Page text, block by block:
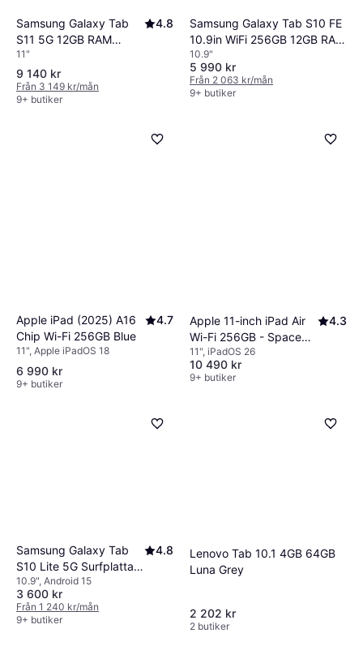
Samsung Galaxy Tab
S11 5G 12GB RAM
128GB Grey
4.8
11"
9 140 kr
Från 3 149 kr/mån
9+ butiker
Samsung Galaxy Tab S10 FE
10.9in WiFi 256GB 12GB RAM
Tablet
10.9"
5 990 kr
Från 2 063 kr/mån
9+ butiker
Apple iPad (2025) A16
Chip Wi-Fi 256GB Blue
4.7
11", Apple iPadOS 18
6 990 kr
9+ butiker
Apple 11-inch iPad Air
Wi-Fi 256GB - Space
Gray (M4)
4.3
11", iPadOS 26
10 490 kr
9+ butiker
Samsung Galaxy Tab
S10 Lite 5G Surfplatta 6
128GB
4.8
10.9", Android 15
3 600 kr
Från 1 240 kr/mån
9+ butiker
Lenovo Tab 10.1 4GB 64GB
Luna Grey
2 202 kr
2 butiker